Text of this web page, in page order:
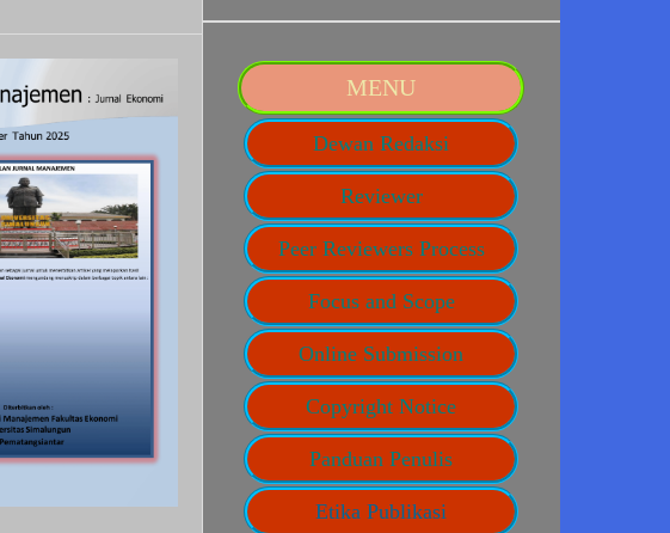
MENU
Dewan Redaksi
Reviewer
Peer Reviewers Process
Focus and Scope
Online Submission
Copyright Notice
Panduan Penulis
Etika Publikasi